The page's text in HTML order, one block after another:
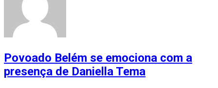
Povoado Belém se emociona com a
presença de Daniella Tema